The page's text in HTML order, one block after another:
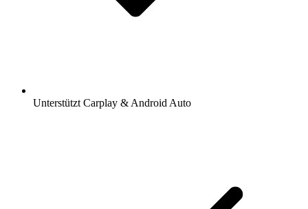
Unterstützt Carplay & Android Auto